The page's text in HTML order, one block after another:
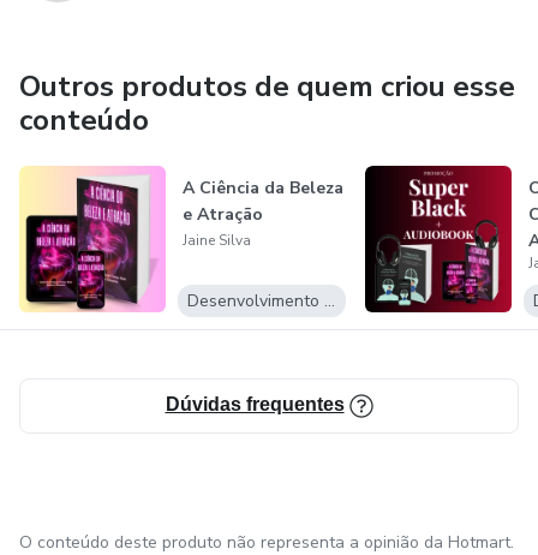
Outros produtos de quem criou esse
conteúdo
A Ciência da Beleza
e Atração
Jaine Silva
Desenvolvimento Pessoal
Dúvidas frequentes
O conteúdo deste produto não representa a opinião da Hotmart.